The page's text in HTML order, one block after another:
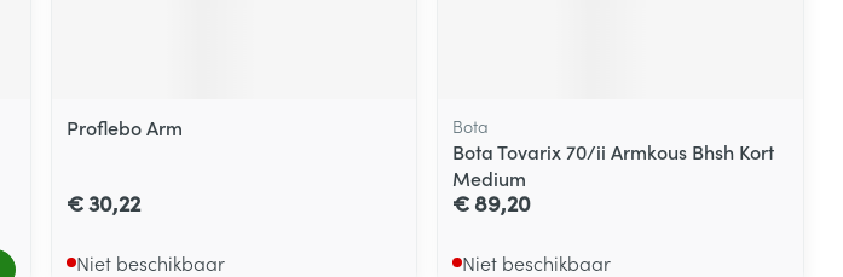
Proflebo Arm
€ 30,22
Niet beschikbaar
Bota
Bota Tovarix 70/ii Armkous Bhsh Kort
Medium
€ 89,20
Niet beschikbaar